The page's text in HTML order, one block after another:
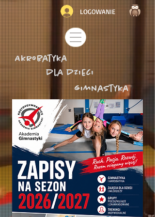
LOGOWANIE
Akrobatyka
dla dzieci
gimnastyka